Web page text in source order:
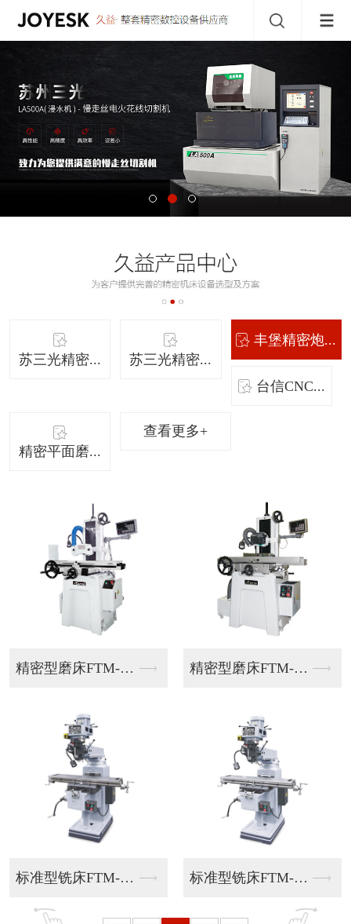
苏三光精密... 苏三光精密...
丰堡精密炮...
台信CNC...
精密平面磨...
查看更多+
精密型磨床FTM-6... 精密型磨床FTM-6...
标准型铣床FTM-E... 标准型铣床FTM-E...